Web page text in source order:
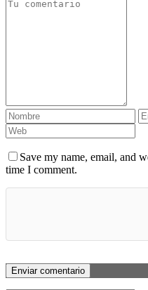
Save my name, email, and
time I comment.